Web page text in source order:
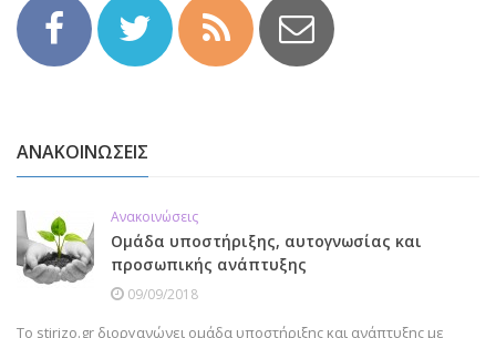
ΑΝΑΚΟΙΝΩΣΕΙΣ
Ανακοινώσεις
Ομάδα υποστήριξης, αυτογνωσίας και
προσωπικής ανάπτυξης
09/09/2018
Το stirizo.gr διοργανώνει ομάδα υποστήριξης και ανάπτυξης με